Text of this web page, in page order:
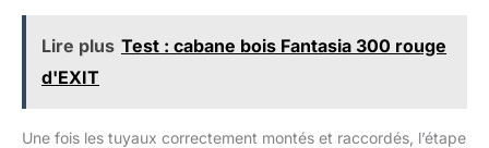
Lire plus Test : cabane bois Fantasia 300 rouge
d'EXIT
Une fois les tuyaux correctement montés et raccordés, l’étape